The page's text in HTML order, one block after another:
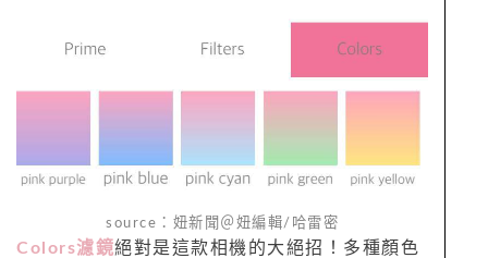
source：妞新聞＠妞編輯/哈雷密
Colors濾鏡絕對是這款相機的大絕招！多種顏色